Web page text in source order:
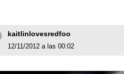
kaitlinlovesredfoo
12/11/2012 a las 00:02